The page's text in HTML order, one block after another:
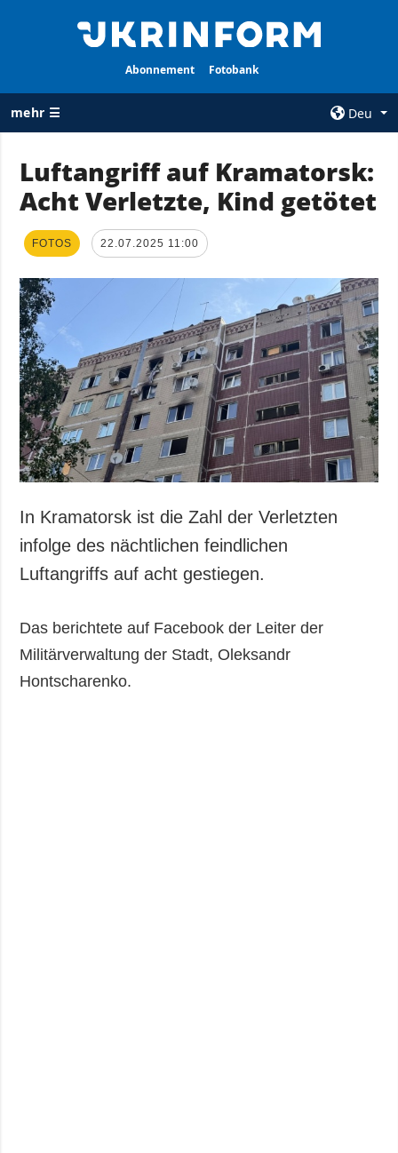
Abonnement Fotobank
mehr ☰
Deu
ALLE
Krieg
Wiederaufbau
der Ukraine
Wirtschaft
Militär
Gesellschaft und
Kultur
Sport
Kriminalität
Notstand und
AGENTUR
services
Politik zur
Vertraulichkeit
und zum Schutz
personenbezogener
Daten
ZUSÄTZLICH
Interview
Fotos
Video
LEISTUNGEN
Fotobank
Luftangriff auf Kramatorsk:
Acht Verletzte, Kind getötet
FOTOS 22.07.2025 11:00
In Kramatorsk ist die Zahl der Verletzten
infolge des nächtlichen feindlichen
Luftangriffs auf acht gestiegen.
Das berichtete auf Facebook der Leiter der
Militärverwaltung der Stadt, Oleksandr
Hontscharenko.